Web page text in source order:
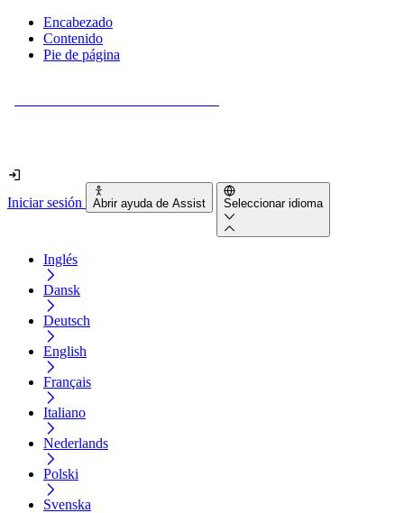
Encabezado
Contenido
Pie de página
Iniciar sesión Abrir ayuda de Assist Seleccionar idioma
Inglés
Dansk
Deutsch
English
Français
Italiano
Nederlands
Polski
Svenska